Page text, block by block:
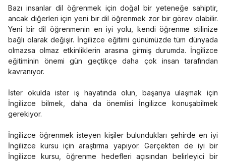
Bazı insanlar dil öğrenmek için doğal bir yeteneğe sahiptir,
ancak diğerleri için yeni bir dil öğrenmek zor bir görev olabilir.
Yeni bir dil öğrenmenin en iyi yolu, kendi öğrenme stilinize
bağlı olarak değişir. İngilizce eğitimi günümüzde tüm dünyada
olmazsa olmaz etkinliklerin arasına girmiş durumda. İngilizce
eğitiminin önemi gün geçtikçe daha çok insan tarafından
kavranıyor.
İster okulda ister iş hayatında olun, başarıya ulaşmak için
İngilizce bilmek, daha da önemlisi İngilizce konuşabilmek
gerekiyor.
İngilizce öğrenmek isteyen kişiler bulundukları şehirde en iyi
İngilizce kursu için araştırma yapıyor. Gerçekten de iyi bir
İngilizce kursu, öğrenme hedefleri açısından belirleyici bir